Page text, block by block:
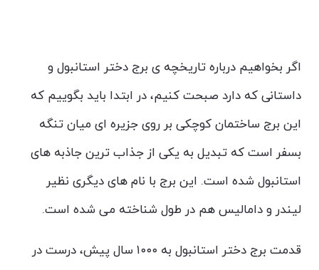
اگر بخواهیم درباره تاریخچه ی برج دختر استانبول و
داستانی که دارد صبحت کنیم، در ابتدا باید بگوییم که
این برج ساختمان کوچکی بر روی جزیره ای میان تنگه
بسفر است که تبدیل به یکی از جذاب ترین جاذبه های
استانبول شده است. این برج با نام های دیگری نظیر
لیندر و دامالیس هم در طول شناخته می شده است.
قدمت برج دختر استانبول به ۱۰۰۰ سال پیش، درست در